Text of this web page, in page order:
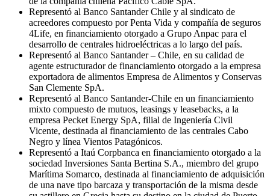
Representó al Banco Santander Chile y al sindicato de
acreedores compuesto por Penta Vida y compañía de seguros
4Life, en financiamiento otorgado a Grupo Anpac para el
desarrollo de centrales hidroeléctricas a lo largo del país.
Representó al Banco Santander – Chile, en su calidad de
agente estructurador de financiamiento otorgado a la empresa
exportadora de alimentos Empresa de Alimentos y Conservas
San Clemente SpA.
Representó al Banco Santander-Chile en un financiamiento
mixto compuesto de mutuos, leasings y leasebacks, a la
empresa Pecket Energy SpA, filial de Ingeniería Civil
Vicente, destinada al financiamiento de las centrales Cabo
Negro y línea Vientos Patagónicos.
Representó a Itaú Corpbanca en financiamiento otorgado a la
sociedad Inversiones Santa Bertina S.A., miembro del grupo
Marítima Somarco, destinada al financiamiento de adquisición
de una nave tipo barcaza y transportación de la misma desde